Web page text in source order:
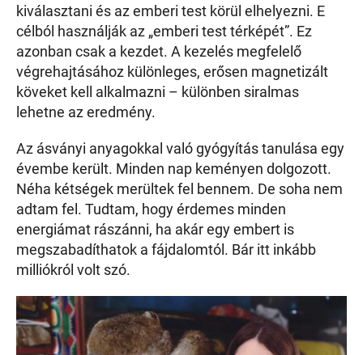
kiválasztani és az emberi test körül elhelyezni. E
célból használják az „emberi test térképét”. Ez
azonban csak a kezdet. A kezelés megfelelő
végrehajtásához különleges, erősen magnetizált
köveket kell alkalmazni – különben siralmas
lehetne az eredmény.
Az ásványi anyagokkal való gyógyítás tanulása egy
évembe került. Minden nap keményen dolgozott.
Néha kétségek merültek fel bennem. De soha nem
adtam fel. Tudtam, hogy érdemes minden
energiámat rászánni, ha akár egy embert is
megszabadíthatok a fájdalomtól. Bár itt inkább
milliókról volt szó.